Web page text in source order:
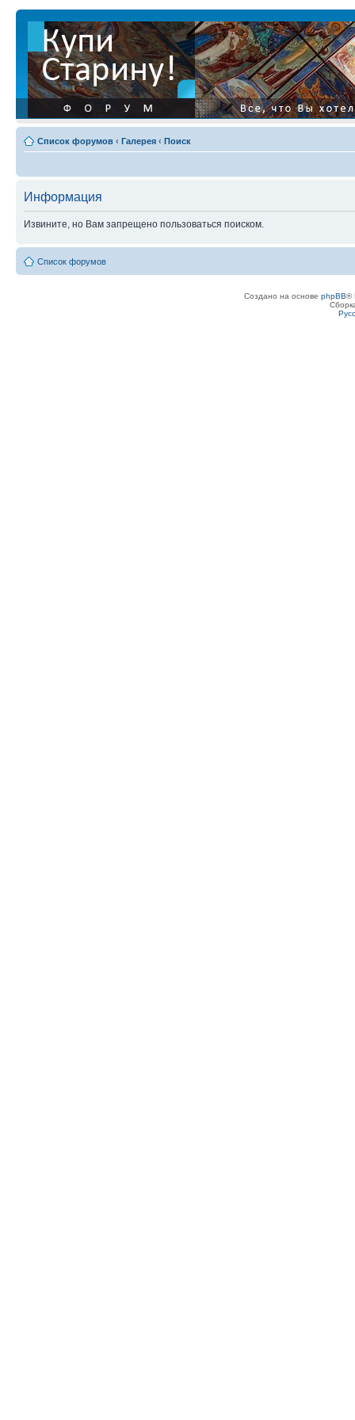
Список форумов ‹ Галерея ‹ Поиск
Информация
Извините, но Вам запрещено пользоваться поиском.
Список форумов
Создано на основе phpBB®